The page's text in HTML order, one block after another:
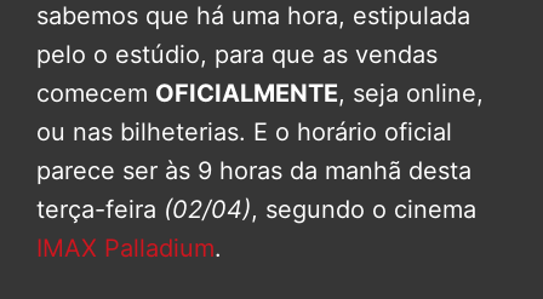
sabemos que há uma hora, estipulada
pelo o estúdio, para que as vendas
comecem OFICIALMENTE, seja online,
ou nas bilheterias. E o horário oficial
parece ser às 9 horas da manhã desta
terça-feira (02/04), segundo o cinema
IMAX Palladium.